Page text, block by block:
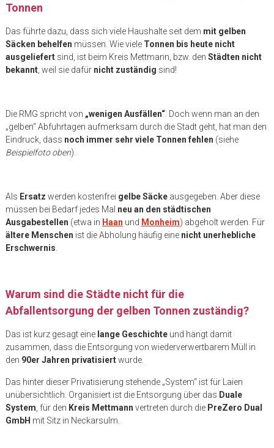
Tonnen
Das führte dazu, dass sich viele Haushalte seit dem mit gelben
Säcken behelfen müssen. Wie viele Tonnen bis heute nicht
ausgeliefertsind, ist beim Kreis Mettmann, bzw. den Städten nicht
bekannt, weil sie dafür nicht zuständig sind!
Die RMG spricht von „wenigen Ausfällen“. Doch wenn man an den
„gelben“ Abfuhrtagen aufmerksam durch die Stadt geht, hat man den
Eindruck, dass noch immer sehr viele Tonnen fehlen (siehe
Beispielfoto oben).
Als Ersatz werden kostenfrei gelbe Säckeausgegeben. Aber diese
müssen bei Bedarf jedes Mal neu an den städtischen
Ausgabestellen (etwa in Haan und Monheim) abgeholt werden. Für
ältere Menschen ist die Abholung häufig eine nicht unerhebliche
Erschwernis
Warum sind die Städte nicht für die
Abfallentsorgung der gelben Tonnen zuständig?
Das ist kurz gesagt eine lange Geschichteund hängt damit
zusammen, dass die Entsorgung von wiederverwertbarem Müll in
den 90er Jahren privatisiertwurde.
Das hinter dieser Privatisierung stehende „System“ ist für Laien
unübersichtlich. Organisiert ist die Entsorgung über das Duale
System , für den Kreis Mettmann vertreten durch die PreZero Dual
GmbH mit Sitz in Neckarsulm.